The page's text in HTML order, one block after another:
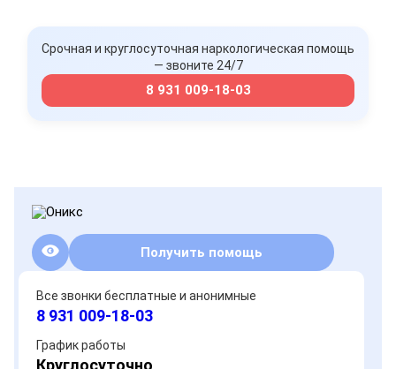
Срочная и круглосуточная наркологическая помощь
— звоните 24/7
8 931 009-18-03
Получить помощь
Все звонки бесплатные и анонимные
8 931 009-18-03
График работы
Круглосуточно